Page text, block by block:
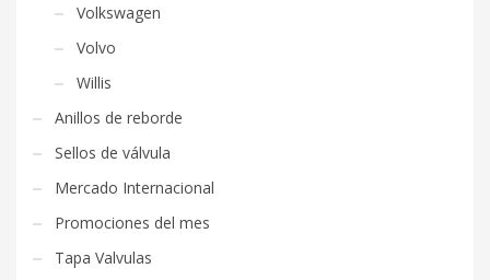
Volkswagen
Volvo
Willis
Anillos de reborde
Sellos de válvula
Mercado Internacional
Promociones del mes
Tapa Valvulas